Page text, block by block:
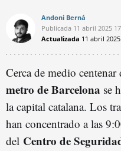
Andoni Berná
Publicada 11 abril 2025
Actualizada 11 abril 2025
Cerca de medio
metro de Barcelona se
la capital catalana. Los
han concentrado a las
del Centro de